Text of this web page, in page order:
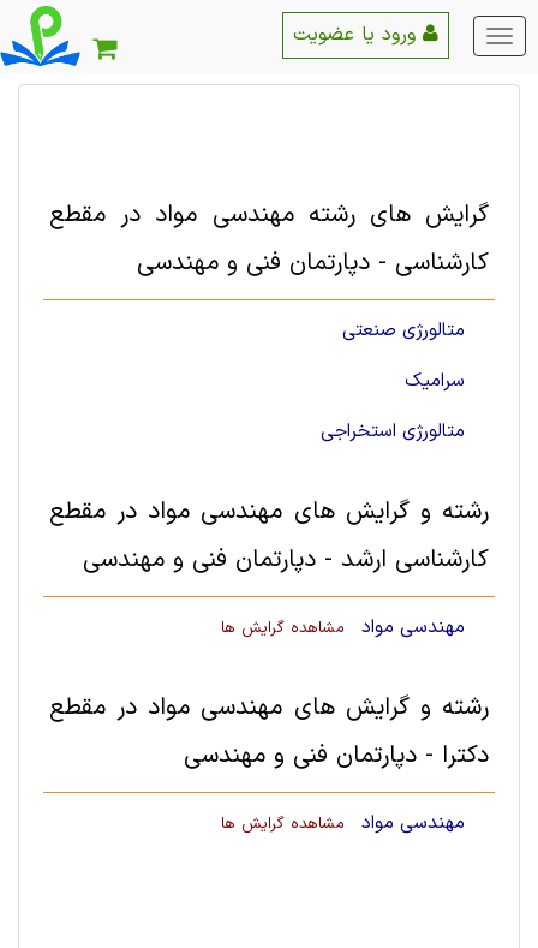
منو
اصلی
گرایش های رشته مهندسی مواد در مقطع
کارشناسی - دپارتمان فنی و مهندسی
متالورژی صنعتی
سرامیک
متالورژی استخراجی‌
رشته و گرایش های مهندسی مواد در مقطع
کارشناسی ارشد - دپارتمان فنی و مهندسی
مهندسی مواد مشاهده گرایش ها
رشته و گرایش های مهندسی مواد در مقطع
دکترا - دپارتمان فنی و مهندسی
مهندسی مواد مشاهده گرایش ها